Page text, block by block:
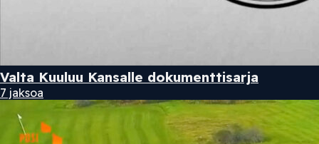
Valta Kuuluu Kansalle dokumenttisarja
7 jaksoa